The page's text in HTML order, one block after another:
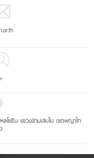
โยธิน แขวงสามเสนใน เขตพญาไท